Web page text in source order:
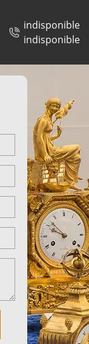
indisponible
indisponible